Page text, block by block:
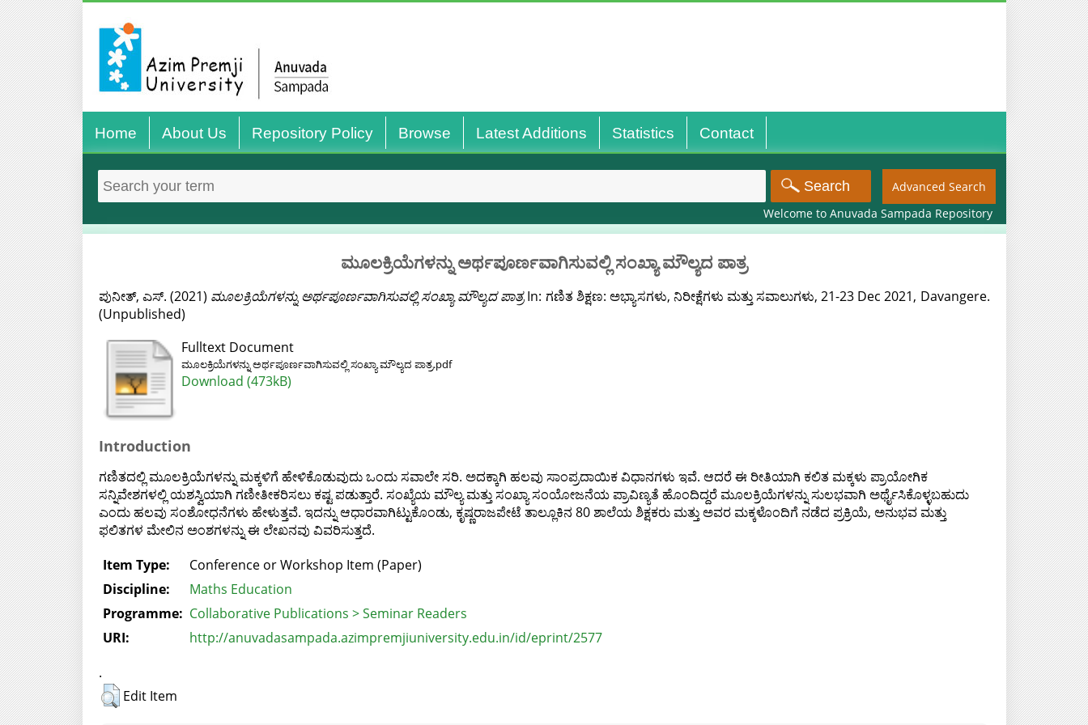
Home About Us Repository Policy Browse Latest Additions Statistics Contact
Advanced Search
Welcome to Anuvada Sampada Repository
ಮೂಲಕ್ರಿಯೆಗಳನ್ನು ಅರ್ಥಪೂರ್ಣವಾಗಿಸುವಲ್ಲಿ ಸಂಖ್ಯಾ ಮೌಲ್ಯದ ಪಾತ್ರ
ಪುನೀತ್, ಎಸ್. (2021) ಮೂಲಕ್ರಿಯೆಗಳನ್ನು ಅರ್ಥಪೂರ್ಣವಾಗಿಸುವಲ್ಲಿ ಸಂಖ್ಯಾ ಮೌಲ್ಯದ ಪಾತ್ರIn: ಗಣಿತ ಶಿಕ್ಷಣ: ಅಭ್ಯಾಸಗಳು, ನಿರೀಕ್ಷೆಗಳು ಮತ್ತು ಸವಾಲುಗಳು, 21-23 Dec 2021, Davangere.
(Unpublished)
Fulltext Document
ಮೂಲಕ್ರಿಯೆಗಳನ್ನು ಅರ್ಥಪೂರ್ಣವಾಗಿಸುವಲ್ಲಿ ಸಂಖ್ಯಾ ಮೌಲ್ಯದ ಪಾತ್ರ.pdf
Download (473kB)
Introduction
ಗಣಿತದಲ್ಲಿ ಮೂಲಕ್ರಿಯೆಗಳನ್ನು ಮಕ್ಕಳಿಗೆ ಹೇಳಿಕೊಡುವುದು ಒಂದು ಸವಾಲೇ ಸರಿ. ಅದಕ್ಕಾಗಿ ಹಲವು ಸಾಂಪ್ರದಾಯಿಕ ವಿಧಾನಗಳು ಇವೆ. ಆದರೆ ಈ ರೀತಿಯಾಗಿ ಕಲಿತ ಮಕ್ಕಳು ಪ್ರಾಯೋಗಿಕ
ಸನ್ನಿವೇಶಗಳಲ್ಲಿ ಯಶಸ್ವಿಯಾಗಿ ಗಣೀತೀಕರಿಸಲು ಕಷ್ಟ ಪಡುತ್ತಾರೆ. ಸಂಖ್ಯೆಯ ಮೌಲ್ಯ ಮತ್ತು ಸಂಖ್ಯಾ ಸಂಯೋಜನೆಯ ಪ್ರಾವಿಣ್ಯತೆ ಹೊಂದಿದ್ದರೆ ಮೂಲಕ್ರಿಯೆಗಳನ್ನು ಸುಲಭವಾಗಿ ಅರ್ಥೈಸಿಕೊಳ್ಳಬಹುದು
ಎಂದು ಹಲವು ಸಂಶೋಧನೆಗಳು ಹೇಳುತ್ತವೆ. ಇದನ್ನು ಆಧಾರವಾಗಿಟ್ಟುಕೊಂಡು, ಕೃಷ್ಣರಾಜಪೇಟೆ ತಾಲ್ಲೂಕಿನ 80 ಶಾಲೆಯ ಶಿಕ್ಷಕರು ಮತ್ತು ಅವರ ಮಕ್ಕಳೊಂದಿಗೆ ನಡೆದ ಪ್ರಕ್ರಿಯೆ, ಅನುಭವ ಮತ್ತು
ಫಲಿತಗಳ ಮೇಲಿನ ಅಂಶಗಳನ್ನು ಈ ಲೇಖನವು ವಿವರಿಸುತ್ತದೆ.
Item Type:
Conference or Workshop Item (Paper)
Discipline:
Maths Education
Programme: Collaborative Publications > Seminar Readers
URI:
http://anuvadasampada.azimpremjiuniversity.edu.in/id/eprint/2577
.
Edit Item